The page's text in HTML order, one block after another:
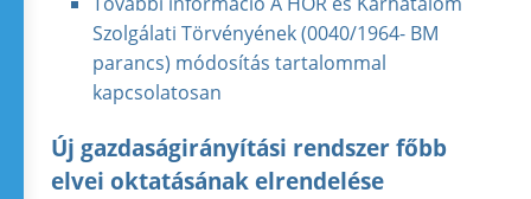
Szolgálati Törvényének (0040/1964- BM
parancs) módosítás tartalommal
kapcsolatosan
Új gazdaságirányítási rendszer főbb
elvei oktatásának elrendelése